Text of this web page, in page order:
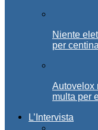
Niente
per
Autovelox
multa per
L’Intervista